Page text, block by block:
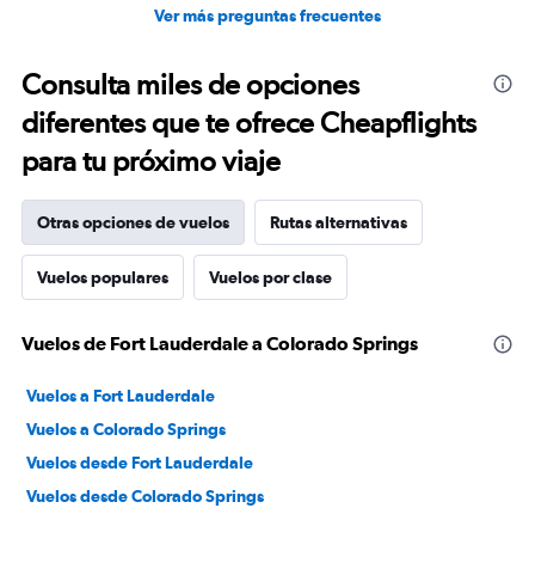
Ver más preguntas frecuentes
Consulta miles de opciones
diferentes que te ofrece Cheapflights
para tu próximo viaje
Otras opciones de vuelos Rutas alternativas
Vuelos populares Vuelos por clase
Vuelos de Fort Lauderdale a Colorado Springs
Vuelos a Fort Lauderdale
Vuelos a Colorado Springs
Vuelos desde Fort Lauderdale
Vuelos desde Colorado Springs